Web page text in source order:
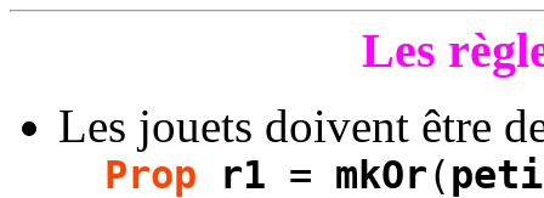
Les
Les jouets doivent être
Prop r1 = mkOr(